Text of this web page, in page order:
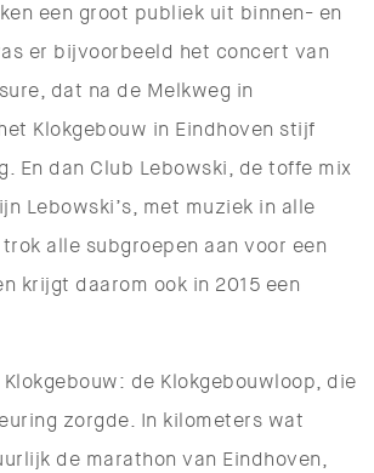
een groot publiek uit binnen- en
er bijvoorbeeld het concert van
dat na de Melkweg in
Klokgebouw in Eindhoven stijf
En dan Club Lebowski, de toffe mix
Lebowski’s, met muziek in alle
alle subgroepen aan voor een
krijgt daarom ook in 2015 een
de Klokgebouwloop, die
zorgde. In kilometers wat
de marathon van Eindhoven,